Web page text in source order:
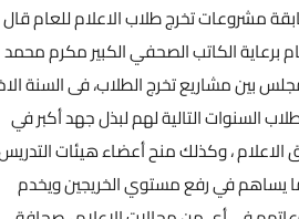
مشروعات تخرج طلاب الاعلام للعام قال
برعاية الكاتب الصحفي الكبير مكرم محمد
بين مشاريع تخرج الطلاب، فى السنة
السنوات التالية لهم لبذل جهد أكبر في
الاعلام ، وكذلك منح أعضاء هيئات
يساهم في رفع مستوي الخريجين ويخدم